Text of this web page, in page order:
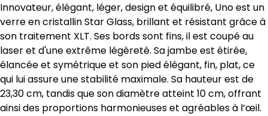
Innovateur, élégant, léger, design et équilibré, Uno est un
verre en cristallin Star Glass, brillant et résistant grâce à
son traitement XLT. Ses bords sont fins, il est coupé au
laser et d'une extrême légèreté. Sa jambe est étirée,
élancée et symétrique et son pied élégant, fin, plat, ce
qui lui assure une stabilité maximale. Sa hauteur est de
23,30 cm, tandis que son diamètre atteint 10 cm, offrant
ainsi des proportions harmonieuses et agréables à l’œil.